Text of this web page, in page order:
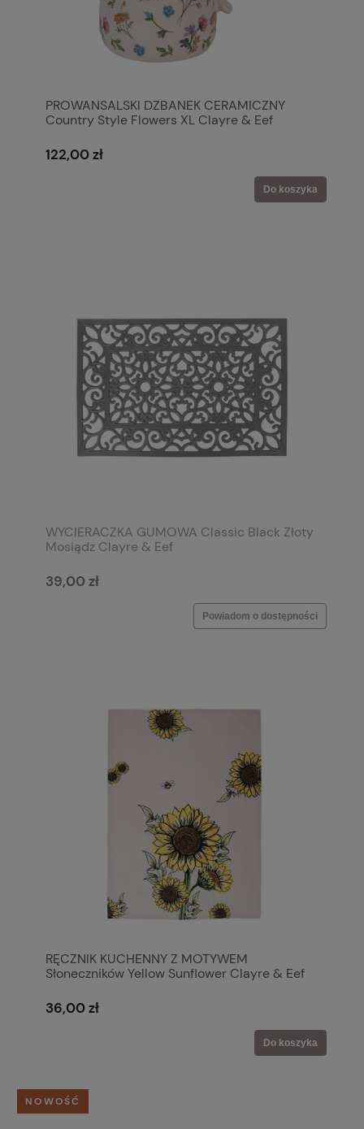
PROWANSALSKI DZBANEK CERAMICZNY
Country Style Flowers XL Clayre & Eef
122,00 zł
Do koszyka
WYCIERACZKA GUMOWA Classic Black Złoty
Mosiądz Clayre & Eef
39,00 zł
Powiadom o dostępności
RĘCZNIK KUCHENNY Z MOTYWEM
Słoneczników Yellow Sunflower Clayre & Eef
36,00 zł
Do koszyka
NOWOŚĆ